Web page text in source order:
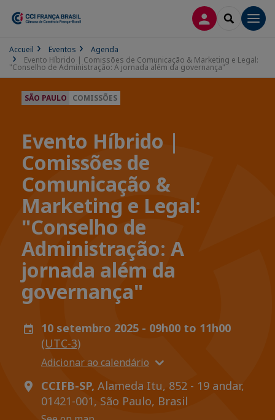
CONEXÃOSEARCH
Accueil Eventos
Agenda
Evento Híbrido | Comissões de Comunicação & Marketing e Legal:
"Conselho de Administração: A jornada além da governança"
SÃO PAULO COMISSÕES
Evento Híbrido |
Comissões de
Comunicação &
Marketing e Legal:
"Conselho de
Administração: A
jornada além da
governança"
10 setembro 2025 - 09h00 to 11h00
(UTC-3)
Adicionar ao calendário
CCIFB-SP, Alameda Itu, 852 - 19 andar,
01421-001, São Paulo, Brasil